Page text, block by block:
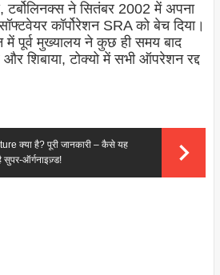
टर्बोलिनक्स ने सितंबर 2002 में अपना
कॉर्पोरेशन SRA को बेच दिया।
में पूर्व मुख्यालय ने कुछ ही समय बाद
शिबाया, टोक्यो में सभी ऑपरेशन रद्द
क्या है? पूरी जानकारी – कैसे यह